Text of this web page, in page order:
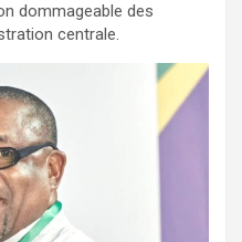
dommageable des
centrale.